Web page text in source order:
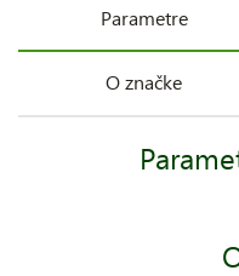
Parametre
O značke